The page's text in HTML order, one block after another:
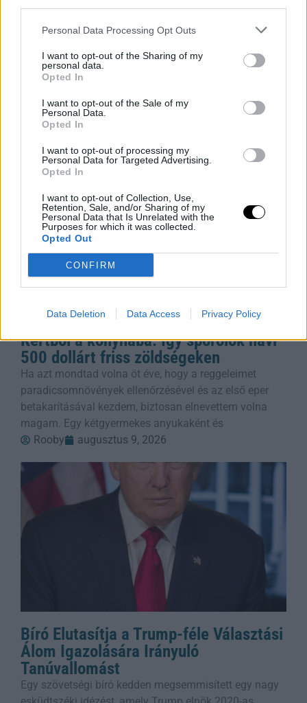
Personal Data Processing Opt Outs
I want to opt-out of the Sharing of my
personal data.
Opted In
I want to opt-out of the Sale of my
Personal Data.
Opted In
I want to opt-out of processing my
Personal Data for Targeted Advertising.
Opted In
I want to opt-out of Collection, Use,
Retention, Sale, and/or Sharing of my
Personal Data that Is Unrelated with the
Purposes for which it was collected.
Opted Out
CONFIRM
Data Deletion Data Access Privacy Policy
Új Milliómosok Térképe: Hol Könnyű
Pénzt Szerezni 2025-ben?
vezeti a listát, ahol 2025-ben több mint 441 ezer új
milliomos született, ami messze megelőzi a második
Rooby
augusztus 9, 2026
Kertből a konyhába: Így spórolok havi
500 dollárt friss zöldségeken
Ha azt mondtad volna öt éve, hogy a reggeleimet
paradicsomnövények ellenőrzésével és az első eper
betakarításával kezdem, biztosan elnevettem volna
magam. Egy kétgyermekes anyukaként és
Rooby
augusztus 9, 2026
Bíró Elutasítja a Trump-féle Választási
Álom Igazolására Irányuló
Tanúvallomást
Egy szövetségi bíró kedden megsemmisített egy nagy